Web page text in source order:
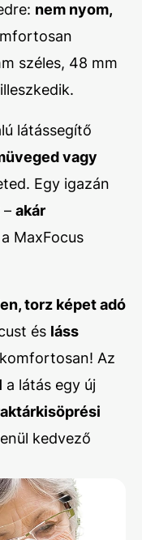
nem nyom,
széles, 48 mm
illeszkedik.
látássegítő
vagy
Egy igazán
– akár
a MaxFocus
torz képet adó
és láss
komfortosan! Az
a látás egy új
kedvező